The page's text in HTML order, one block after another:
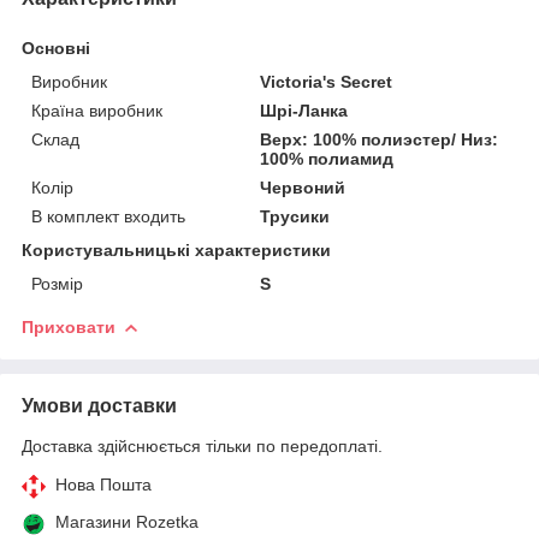
Основні
Виробник
Victoria's Secret
Країна виробник
Шрі-Ланка
Склад
Верх: 100% полиэстер/ Низ:
100% полиамид
Колір
Червоний
В комплект входить
Трусики
Користувальницькі характеристики
Розмір
S
Приховати
Умови доставки
Доставка здійснюється тільки по передоплаті.
Нова Пошта
Магазини Rozetka